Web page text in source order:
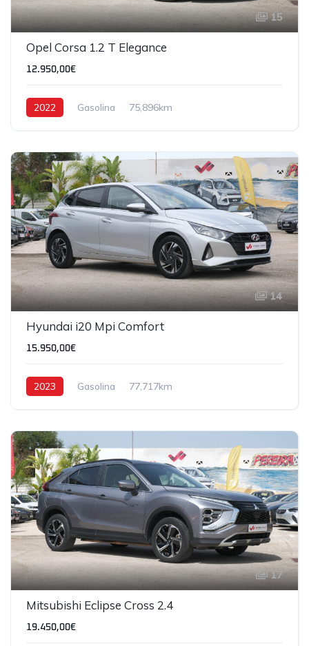
15
Opel Corsa 1.2 T Elegance
12.950,00€
2022 Gasolina 75,896km
14
Hyundai i20 Mpi Comfort
15.950,00€
2023 Gasolina 77,717km
17
Mitsubishi Eclipse Cross 2.4
19.450,00€